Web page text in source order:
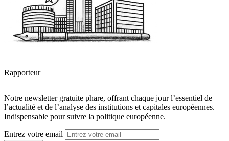
Rapporteur
Notre newsletter gratuite phare, offrant chaque jour l’essentiel de
l’actualité et de l’analyse des institutions et capitales européennes.
Indispensable pour suivre la politique européenne.
Entrez votre email